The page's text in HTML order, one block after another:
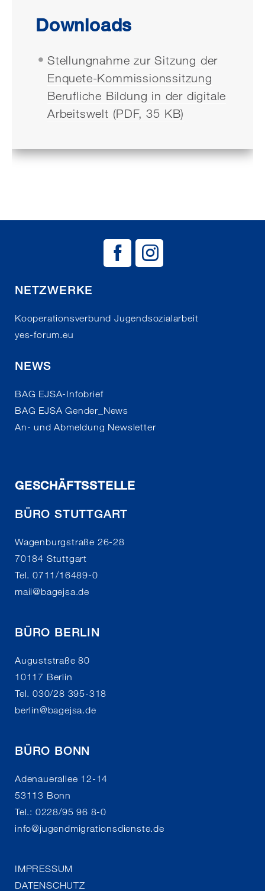
Downloads
Stellungnahme zur Sitzung der
Enquete-Kommissionssitzung
Berufliche Bildung in der digitale
Arbeitswelt (PDF, 35 KB)
NETZWERKE
Kooperationsverbund Jugendsozialarbeit
yes-forum.eu
NEWS
BAG EJSA-Infobrief
BAG EJSA Gender_News
An- und Abmeldung Newsletter
BAG EJSA
GESCHÄFTSSTELLE
BÜRO STUTTGART
Wagenburgstraße 26-28
70184 Stuttgart
Tel. 0711/16489-0
mail@bagejsa.de
BÜRO BERLIN
Auguststraße 80
10117 Berlin
Tel. 030/28 395-318
berlin@bagejsa.de
BÜRO BONN
Adenauerallee 12-14
53113 Bonn
Tel.: 0228/95 96 8-0
info@jugendmigrationsdienste.de
IMPRESSUM
DATENSCHUTZ